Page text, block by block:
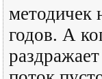
методичек
годов. А